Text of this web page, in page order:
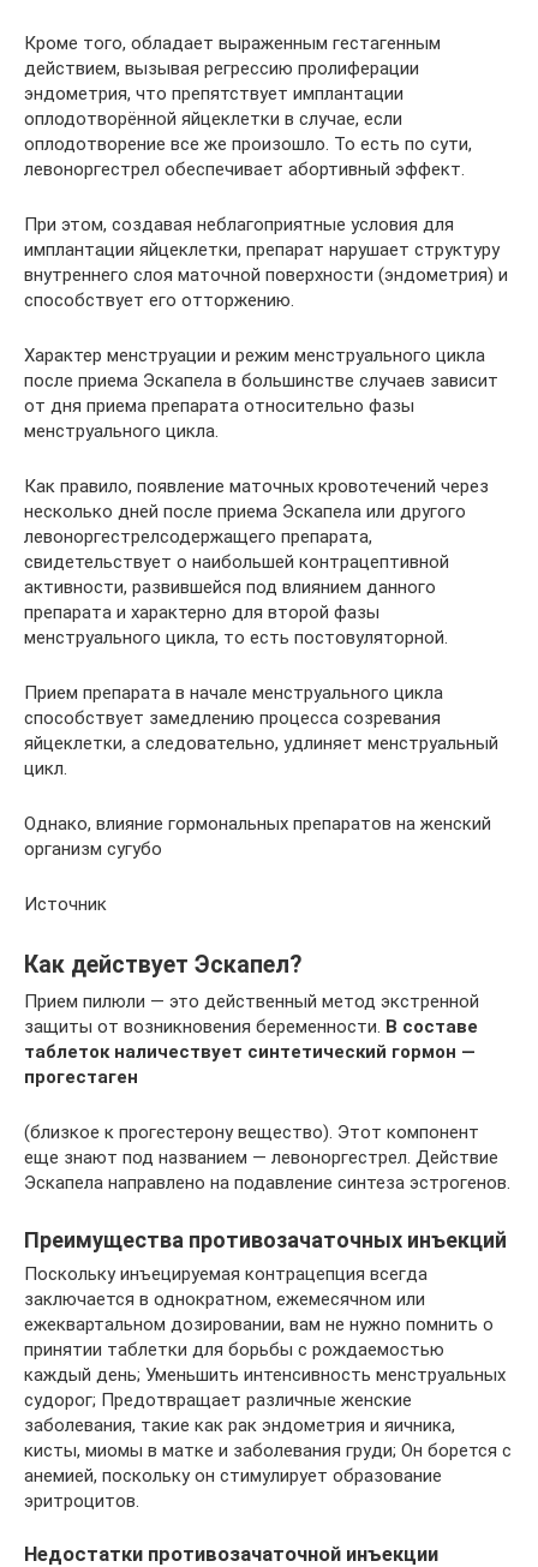
Кроме того, обладает выраженным гестагенным
действием, вызывая регрессию пролиферации
эндометрия, что препятствует имплантации
оплодотворённой яйцеклетки в случае, если
оплодотворение все же произошло. То есть по сути,
левоноргестрел обеспечивает абортивный эффект.
При этом, создавая неблагоприятные условия для
имплантации яйцеклетки, препарат нарушает структуру
внутреннего слоя маточной поверхности (эндометрия) и
способствует его отторжению.
Характер менструации и режим менструального цикла
после приема Эскапела в большинстве случаев зависит
от дня приема препарата относительно фазы
менструального цикла.
Как правило, появление маточных кровотечений через
несколько дней после приема Эскапела или другого
левоноргестрелсодержащего препарата,
свидетельствует о наибольшей контрацептивной
активности, развившейся под влиянием данного
препарата и характерно для второй фазы
менструального цикла, то есть постовуляторной.
Прием препарата в начале менструального цикла
способствует замедлению процесса созревания
яйцеклетки, а следовательно, удлиняет менструальный
цикл.
Однако, влияние гормональных препаратов на женский
организм сугубо
Источник
Как действует Эскапел?
Прием пилюли — это действенный метод экстренной
защиты от возникновения беременности. В составе
таблеток наличествует синтетический гормон —
прогестаген
(близкое к прогестерону вещество). Этот компонент
еще знают под названием — левоноргестрел. Действие
Эскапела направлено на подавление синтеза эстрогенов.
Преимущества противозачаточных инъекций
Поскольку инъецируемая контрацепция всегда
заключается в однократном, ежемесячном или
ежеквартальном дозировании, вам не нужно помнить о
принятии таблетки для борьбы с рождаемостью
каждый день; Уменьшить интенсивность менструальных
судорог; Предотвращает различные женские
заболевания, такие как рак эндометрия и яичника,
кисты, миомы в матке и заболевания груди; Он борется с
анемией, поскольку он стимулирует образование
эритроцитов.
Недостатки противозачаточной инъекции